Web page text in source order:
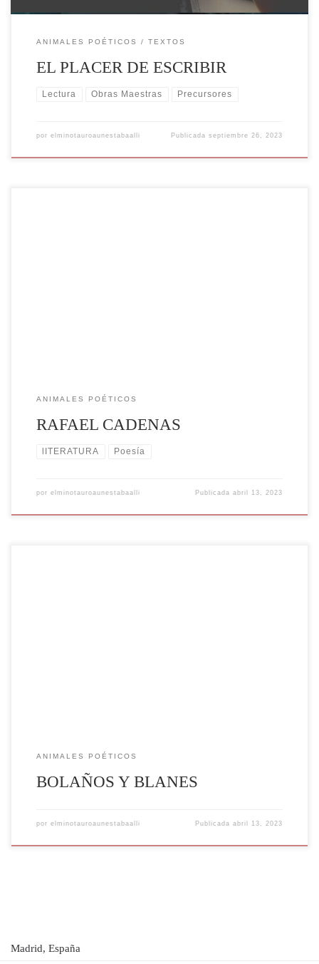
ANIMALES POÉTICOS TEXTOS
EL PLACER DE ESCRIBIR
Lectura Obras Maestras Precursores
por elminotauroaunestabaalli Publicadaseptiembre 26, 2023
ANIMALES POÉTICOS
RAFAEL CADENAS
lITERATURA Poesía
por elminotauroaunestabaalli Publicadaabril 13, 2023
ANIMALES POÉTICOS
BOLAÑOS Y BLANES
por elminotauroaunestabaalli Publicadaabril 13, 2023
Madrid, España